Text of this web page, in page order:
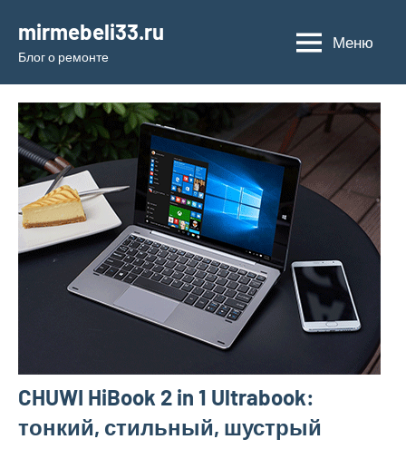
содержимому
mirmebeli33.ru
Блог о ремонте
Меню
CHUWI HiBook 2 in 1 Ultrabook:
тонкий, стильный, шустрый